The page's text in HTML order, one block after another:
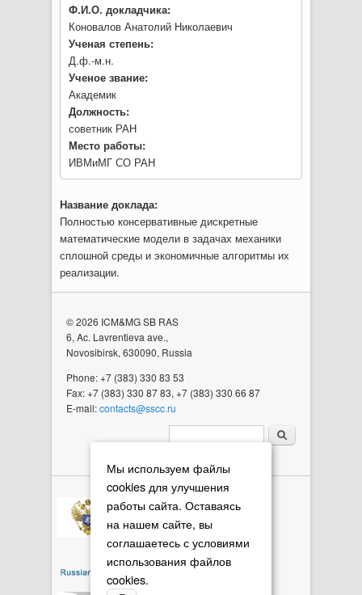
Ф.И.О. докладчика:
Коновалов Анатолий Николаевич
Ученая степень:
Д.ф.-м.н.
Ученое звание:
Академик
Должность:
советник РАН
Место работы:
ИВМиМГ СО РАН
Название доклада:
Полностью консервативные дискретные
математические модели в задачах механики
сплошной среды и экономичные алгоритмы их
реализации.
Мы используем файлы
cookies для улучшения
работы сайта. Оставаясь
на нашем сайте, вы
соглашаетесь с условиями
использования файлов
cookies.
© 2026 ICM&MG SB RAS
6, Ac. Lavrentieva ave.,
Novosibirsk, 630090, Russia
Phone: +7 (383) 330 83 53
Fax: +7 (383) 330 87 83, +7 (383) 330 66 87
E-mail:contacts@sscc.ru
Search form